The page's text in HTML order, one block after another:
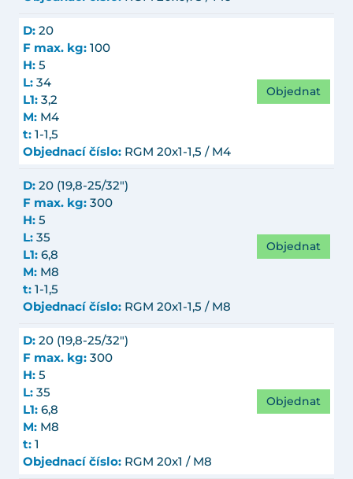
D: 20
F max. kg: 100
H: 5
L: 34
L1: 3,2
M: M4
t: 1-1,5
Objednací číslo: RGM 20x1-1,5 / M4
Objednat
D: 20 (19,8-25/32")
F max. kg: 300
H: 5
L: 35
L1: 6,8
M: M8
t: 1-1,5
Objednací číslo: RGM 20x1-1,5 / M8
Objednat
D: 20 (19,8-25/32")
F max. kg: 300
H: 5
L: 35
L1: 6,8
M: M8
t: 1
Objednací číslo: RGM 20x1 / M8
Objednat